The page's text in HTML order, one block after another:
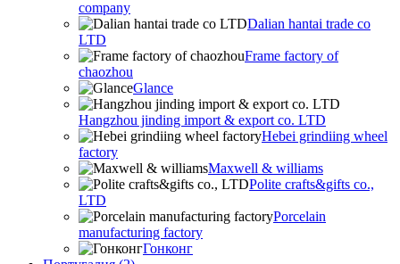
company
Dalian hantai trade co
LTD
Frame factory of
chaozhou
Glance
Hangzhou jinding import & export co. LTD
Hebei grindiing wheel
factory
Maxwell & williams
Polite crafts&gifts co.,
LTD
Porcelain
manufacturing factory
Гонконг